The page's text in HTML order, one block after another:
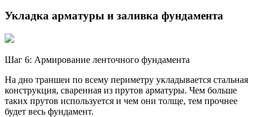
Укладка арматуры и заливка фундамента
Шаг 6: Армирование ленточного фундамента
На дно траншеи по всему периметру укладывается стальная
конструкция, сваренная из прутов арматуры. Чем больше
таких прутов используется и чем они толще, тем прочнее
будет весь фундамент.